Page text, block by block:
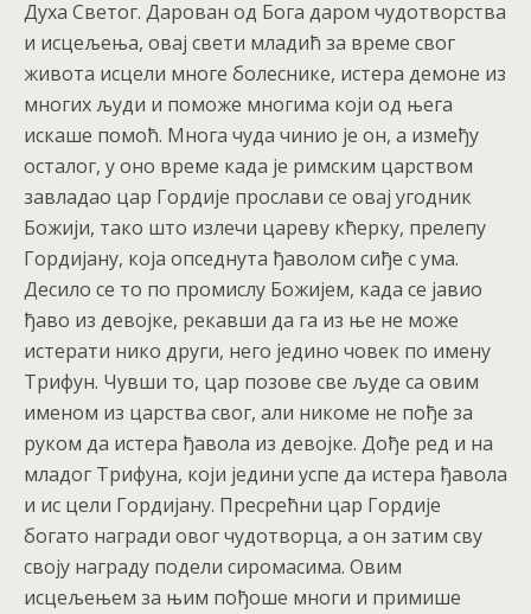
Духа Светог. Дарован од Бога даром чудотворства
и исцељења, овај свети младић за време свог
живота исцели многе болеснике, истера демоне из
многих људи и поможе многима који од њега
искаше помоћ. Многа чуда чинио је он, а између
осталог, у оно време када је римским царством
завладао цар Гордије прослави се овај угодник
Божији, тако што излечи цареву кћерку, прелепу
Гордијану, која опседнута ђаволом сиђе с ума.
Десило се то по промислу Божијем, када се јавио
ђаво из девојке, рекавши да га из ње не може
истерати нико други, него једино човек по имену
Трифун. Чувши то, цар позове све људе са овим
именом из царства свог, али никоме не пође за
руком да истера ђавола из девојке. Дође ред и на
младог Трифуна, који једини успе да истера ђавола
и ис цели Гордијану. Пресрећни цар Гордије
богато награди овог чудотворца, а он затим сву
своју награду подели сиромасима. Овим
исцељењем за њим пођоше многи и примише